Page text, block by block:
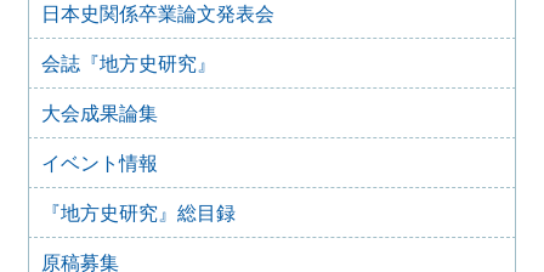
『地方史研究』432号 第74巻第6号 2024年12月
2024年11月21日
『地方史研究』431号 第74巻第5号 2024年10月
2024年11月20日
『地方史研究』430号 第74巻第4号 2024年8月
2024年6月4日
『地方史研究』429号 第75巻第3号 2024年6月
2024年6月4日
『地方史研究』428号 第74巻第2号 2024年4月
日本史関係卒業論文発表会
会誌『地方史研究』
大会成果論集
イベント情報
『地方史研究』総目録
原稿募集